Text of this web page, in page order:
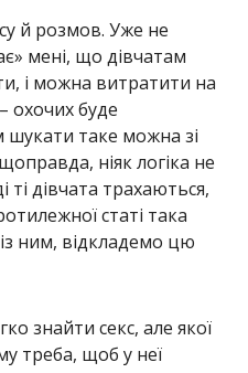
й розмов. Уже не
мені, що дівчатам
і можна витратити на
охочих буде
шукати таке можна зі
ніяк логіка не
ті дівчата трахаються,
статі така
ним, відкладемо цю
знайти секс, але якої
треба, щоб у неї